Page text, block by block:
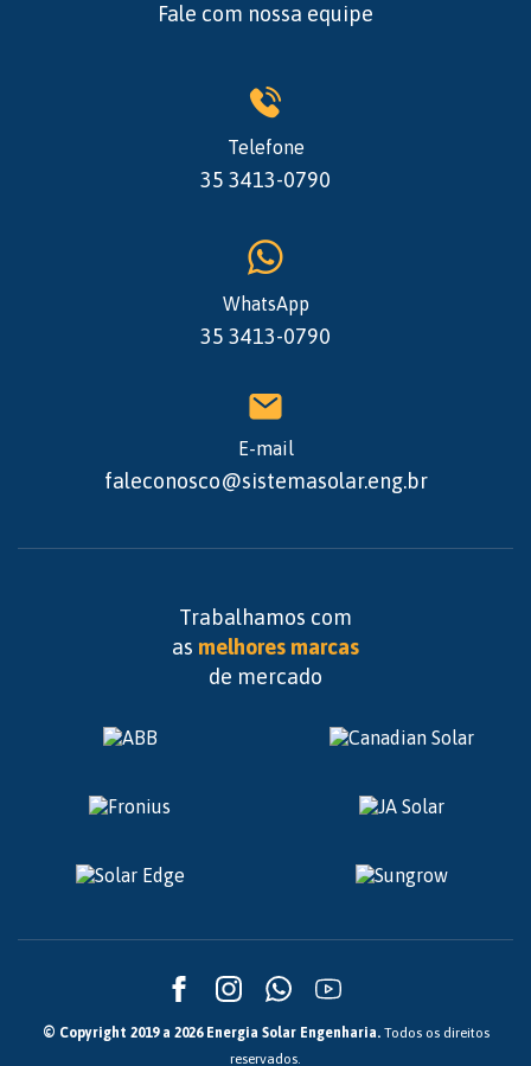
Fale com nossa equipe
Telefone
35 3413-0790
WhatsApp
35 3413-0790
E-mail
faleconosco@sistemasolar.eng.br
Trabalhamos com
as melhores marcas
de mercado
© Copyright 2019 a 2026 Energia Solar Engenharia.Todos os direitos
reservados.